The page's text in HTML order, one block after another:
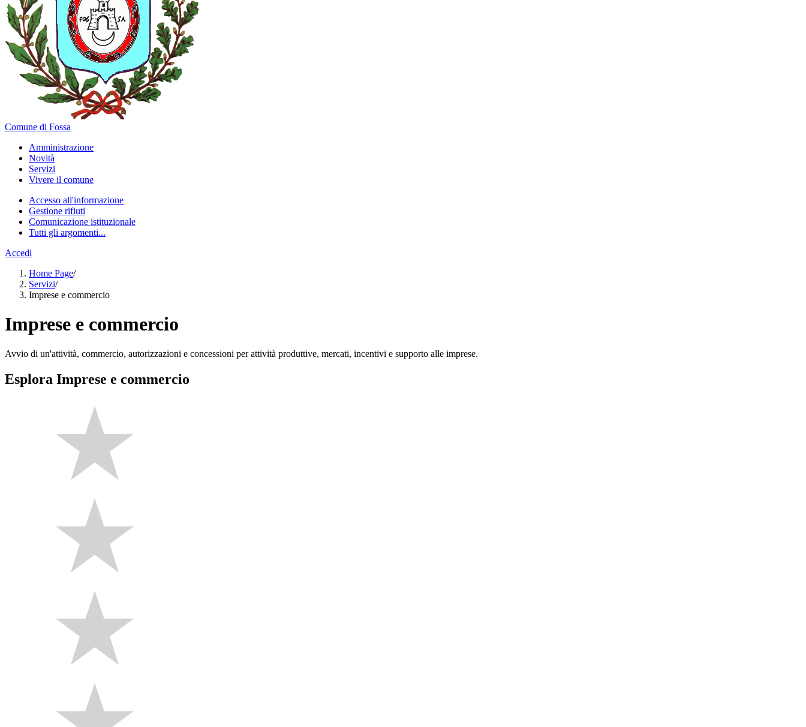
Comune di Fossa
Amministrazione
Novità
Servizi
Vivere il comune
Accesso all'informazione
Gestione rifiuti
Comunicazione istituzionale
Tutti gli argomenti...
Accedi
Home Page/
Servizi/
Imprese e commercio
Imprese e commercio
Avvio di un'attività, commercio, autorizzazioni e concessioni per attività produttive, mercati, incentivi e supporto alle imprese.
Esplora Imprese e commercio